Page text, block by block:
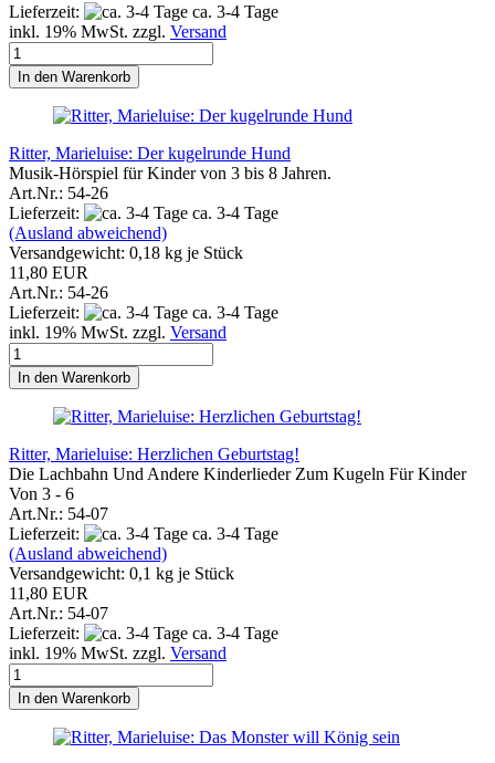
Lieferzeit:
ca. 3-4 Tage
inkl. 19% MwSt. zzgl. Versand
In den Warenkorb
Ritter, Marieluise: Der kugelrunde Hund
Musik-Hörspiel für Kinder von 3 bis 8 Jahren.
Art.Nr.: 54-26
Lieferzeit:
ca. 3-4 Tage
(Ausland abweichend)
Versandgewicht: 0,18 kg je Stück
11,80 EUR
Art.Nr.: 54-26
Lieferzeit:
ca. 3-4 Tage
inkl. 19% MwSt. zzgl. Versand
In den Warenkorb
Ritter, Marieluise: Herzlichen Geburtstag!
Die Lachbahn Und Andere Kinderlieder Zum Kugeln Für Kinder
Von 3 - 6
Art.Nr.: 54-07
Lieferzeit:
ca. 3-4 Tage
(Ausland abweichend)
Versandgewicht: 0,1 kg je Stück
11,80 EUR
Art.Nr.: 54-07
Lieferzeit:
ca. 3-4 Tage
inkl. 19% MwSt. zzgl. Versand
In den Warenkorb